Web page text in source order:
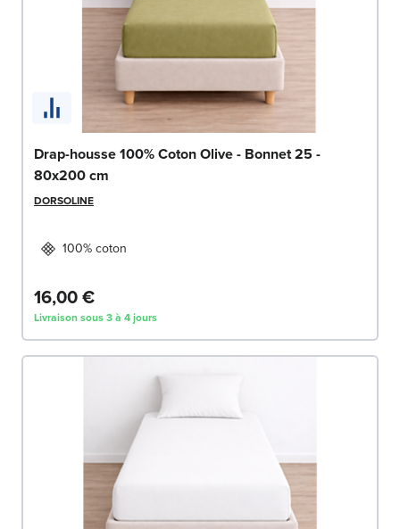
Drap-housse 100% Coton Olive - Bonnet 25 -
80x200 cm
DORSOLINE
100% coton
16,00 €
Livraison sous 3 à 4 jours